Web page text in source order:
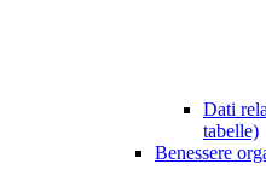
Dati
tabelle)
Benessere